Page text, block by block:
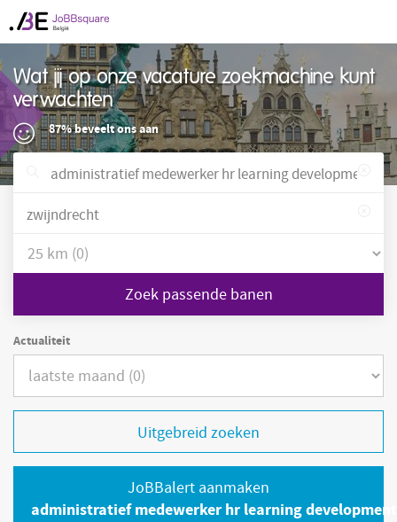
Wat jij op onze vacature zoekmachine kunt
verwachten
87% beveelt ons aan
Zoek passende banen
Actualiteit
Uitgebreid zoeken
JoBBalert aanmaken
administratief medewerker hr learning